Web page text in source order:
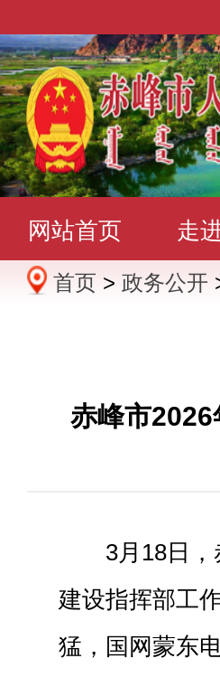
网站首页 走
办事服务 政
首页 > 政务公开
赤峰市
3月18日
建设指挥部工
猛，国网蒙东